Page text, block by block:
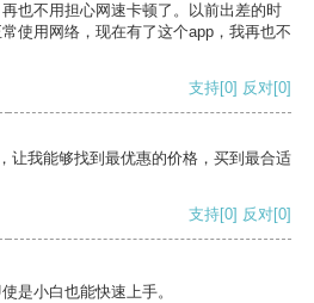
也不用担心网速卡顿了。以前出差的时
使用网络，现在有了这个app，我再也不
支持[0] 反对[0]
让我能够找到最优惠的价格，买到最合适
支持[0] 反对[0]
是小白也能快速上手。